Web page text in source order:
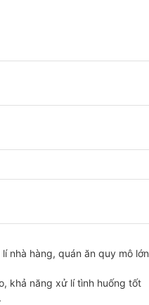
lí nhà hàng, quán ăn quy mô lớn
khả năng xử lí tình huống tốt